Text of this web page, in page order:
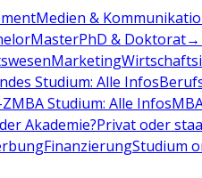
Medien &
MasterPhD & Doktorat→
Marketing
Studium: Alle Infos
MBA Studium: Alle Infos
Akademie?Privat oder
FinanzierungStudium